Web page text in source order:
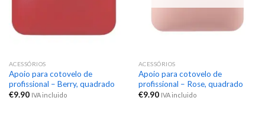
ACESSÓRIOS
Apoio para cotovelo de
profissional – Berry, quadrado
€9.90 IVA incluido
ACESSÓRIOS
Apoio para cotovelo de
profissional – Rose, quadrado
€9.90 IVA incluido